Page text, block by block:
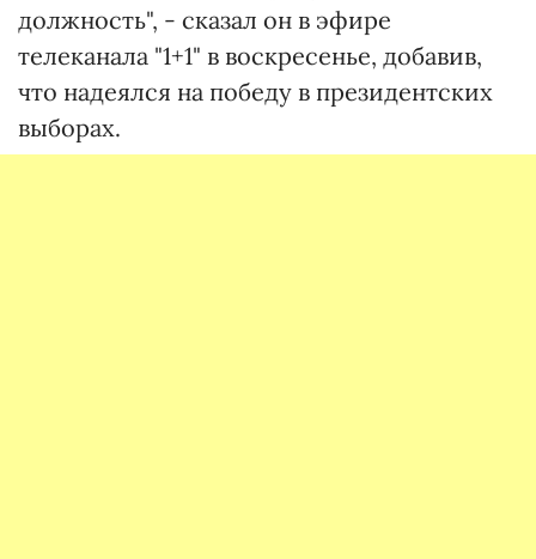
должность", - сказал он в эфире
телеканала "1+1" в воскресенье, добавив,
что надеялся на победу в президентских
выборах.